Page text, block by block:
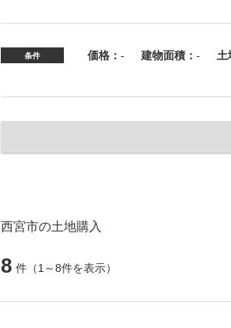
条件 価格： - 建物面積： - 土
西宮市の土地購入
8 件 （1～8件を表示）